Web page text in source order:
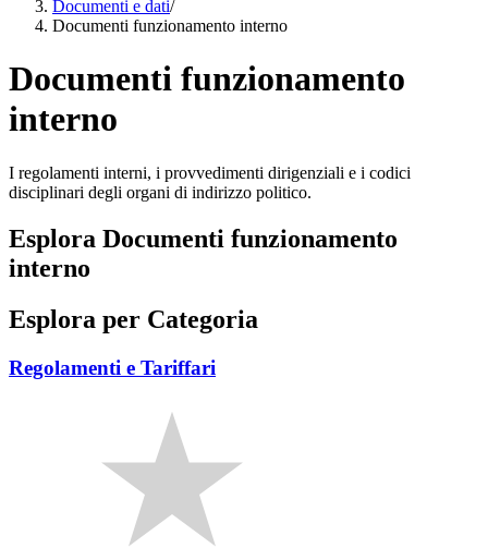
Documenti e dati/
Documenti funzionamento interno
Documenti funzionamento
interno
I regolamenti interni, i provvedimenti dirigenziali e i codici
disciplinari degli organi di indirizzo politico.
Esplora Documenti funzionamento
interno
Esplora per Categoria
Regolamenti e Tariffari